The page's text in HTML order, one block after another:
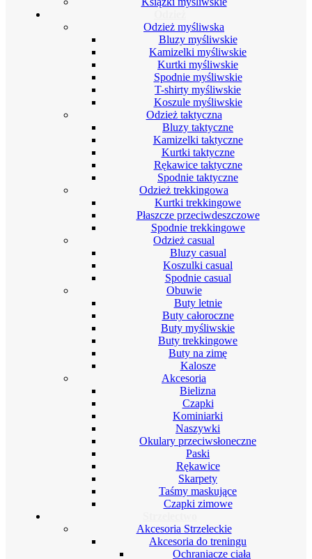
Odzież myśliwska
Bluzy myśliwskie
Kamizelki myśliwskie
Kurtki myśliwskie
Spodnie myśliwskie
T-shirty myśliwskie
Koszule myśliwskie
Odzież taktyczna
Bluzy taktyczne
Kamizelki taktyczne
Kurtki taktyczne
Rękawice taktyczne
Spodnie taktyczne
Odzież trekkingowa
Kurtki trekkingowe
Płaszcze przeciwdeszczowe
Spodnie trekkingowe
Odzież casual
Bluzy casual
Koszulki casual
Spodnie casual
Obuwie
Buty letnie
Buty całoroczne
Buty myśliwskie
Buty trekkingowe
Buty na zimę
Kalosze
Akcesoria
Bielizna
Czapki
Kominiarki
Naszywki
Okulary przeciwsłoneczne
Paski
Rękawice
Skarpety
Taśmy maskujące
Czapki zimowe
Akcesoria Strzeleckie
Akcesoria do treningu
Ochraniacze ciała